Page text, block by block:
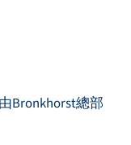
Bronkhorst總部